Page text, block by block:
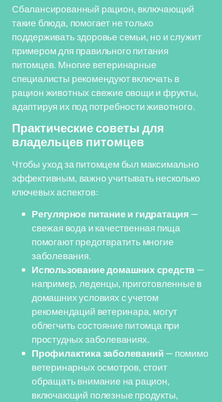
Сбалансированный рацион, включающий
такие блюда, помогает не только
поддерживать здоровье семьи, но и служит
примером для правильного питания
питомцев. Многие ветеринарные
специалисты рекомендуют включать в
рацион животных свежие овощи и фрукты,
адаптируя их под потребности животного.
Практические советы для
владельцев питомцев
Чтобы уход за питомцем был максимально
эффективным, важно учитывать несколько
ключевых аспектов:
Регулярное питание и гидратация —
свежая вода и качественная пища
помогают предотвратить многие
заболевания.
Использование домашних средств —
например, леденцы, приготовленные в
домашних условиях с учетом
рекомендаций ветеринара, могут
облегчить состояние питомца при
простудных заболеваниях.
Профилактика заболеваний— помимо
ветеринарных осмотров, стоит
обращать внимание на рацион,
включающий полезные продукты,